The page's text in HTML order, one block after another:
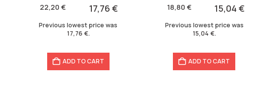
22,20€
was:
22,20 €.
17,76 €
17,76 €.
Previous lowest price was
17,76 €.
ADD TO CART
18,80 €
was:
18,80 €.
15,04€
15,04 €.
Previous lowest price was
15,04 €.
ADD TO CART